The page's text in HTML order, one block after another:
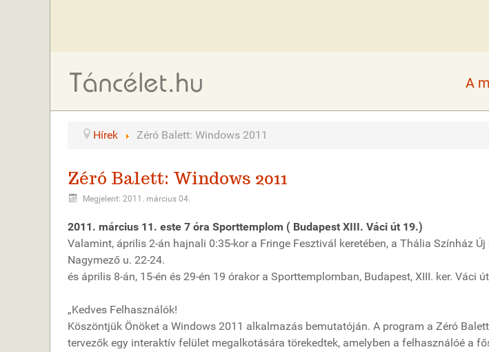
A
Hírek Zéró Balett: Windows 2011
Zéró Balett: Windows 2011
Megjelent: 2011. március 04.
2011. március 11. este 7 óra Sporttemplom ( Budapest XIII. Váci út 19.)
Valamint, április 2-án hajnali 0:35-kor a Fringe Fesztivál keretében, a Thália Színház
Nagymező u. 22-24.
és április 8-án, 15-én és 29-én 19 órakor a Sporttemplomban, Budapest, XIII. ker. Váci
„Kedves Felhasználók!
Köszöntjük Önöket a Windows 2011 alkalmazás bemutatóján. A program a Zéró
tervezők egy interaktív felület megalkotására törekedtek, amelyben a felhasználóé a